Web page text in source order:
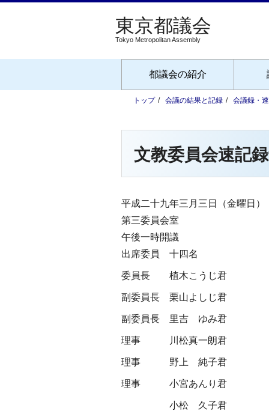
Tokyo Metropolitan Assembly
都議会の紹介
トップ 会議の結果と記録 会議録・
文教委員会速記
平成二十九年三月三日（金曜日）
第三委員会室
午後一時開議
出席委員 十四名
委員長 植木こうじ君
副委員長 栗山よしじ君
副委員長 里吉 ゆみ君
理事 川松真一朗君
理事 野上 純子君
理事 小宮あんり君
小松 久子君